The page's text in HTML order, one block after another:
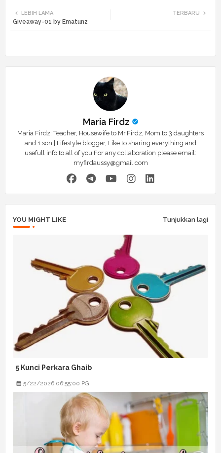
TERBARU
LEBIH LAMA
Giveaway-01 by Ematunz
Maria Firdz
Maria Firdz: Teacher, Housewife to Mr.Firdz, Mom to 3 daughters
and 1 son | Lifestyle blogger, Like to sharing everything and
usefull info to all of you.For any collaboration please email:
myfirdaussy@gmail.com
YOU MIGHT LIKE Tunjukkan lagi
5 Kunci Perkara Ghaib
5/22/2026 06:55:00 PG